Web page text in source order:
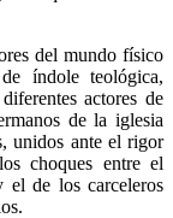
del mundo físico
índole teológica,
actores de
de la iglesia
unidos ante el rigor
choques entre el
el de los carceleros